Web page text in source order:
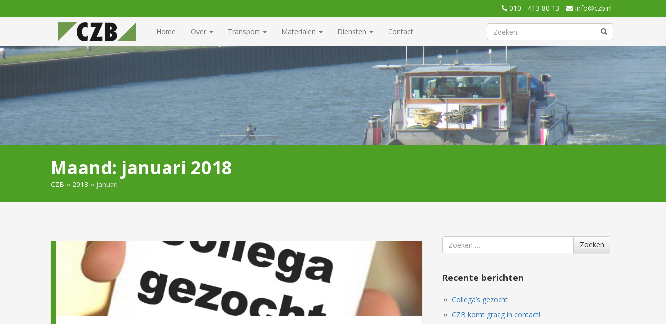
info@czb.nl
010 - 413 80 13
Home Over Transport Materialen Diensten Contact
Zoeken
naar
Maand: januari 2018
CZB ›› 2018 ›› januari
Search
for
Zoeken
Recente berichten
Collega’s gezocht
CZB komt graag in contact!